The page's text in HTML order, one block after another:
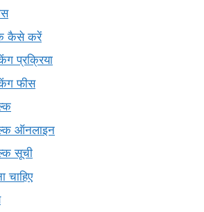
कैसे करें
प्रक्रिया
फीस
ऑनलाइन
सूची
चाहिए